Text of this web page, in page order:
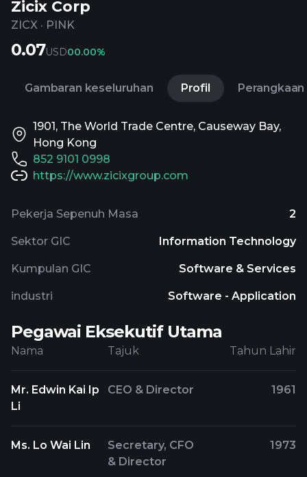
Zicix Corp
ZICX · PINK
0.07USD00.00%
Gambaran keseluruhan Profil Perangkaan
1901, The World Trade Centre, Causeway Bay,
Hong Kong
852 9101 0998
https://www.zicixgroup.com
Pekerja Sepenuh Masa 2
Sektor GIC Information Technology
Kumpulan GIC Software & Services
industri Software - Application
Pegawai Eksekutif Utama
Nama Tajuk Tahun Lahir
Mr. Edwin Kai Ip
Li
CEO & Director 1961
Ms. Lo Wai Lin
Secretary, CFO
& Director
1973